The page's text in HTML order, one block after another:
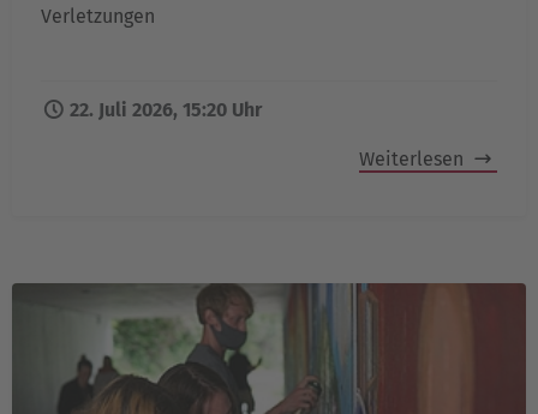
Verletzungen
22. Juli 2026, 15:20 Uhr
Weiterlesen